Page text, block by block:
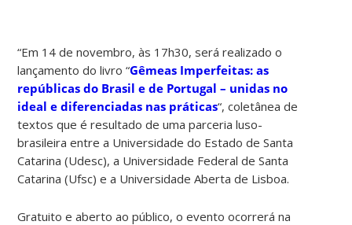
“Em 14 de novembro, às 17h30, será realizado o
lançamento do livro “Gêmeas Imperfeitas: as
repúblicas do Brasil e de Portugal – unidas no
ideal e diferenciadas nas práticas“, coletânea de
textos que é resultado de uma parceria luso-
brasileira entre a Universidade do Estado de Santa
Catarina (Udesc), a Universidade Federal de Santa
Catarina (Ufsc) e a Universidade Aberta de Lisboa.
Gratuito e aberto ao público, o evento ocorrerá na